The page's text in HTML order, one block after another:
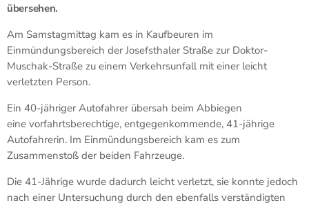
übersehen.
Am Samstagmittag kam es in Kaufbeuren im
Einmündungsbereich der Josefsthaler Straße zur Doktor-
Muschak-Straße zu einem Verkehrsunfall mit einer leicht
verletzten Person.
Ein 40-jähriger Autofahrer übersah beim Abbiegen
eine vorfahrtsberechtige, entgegenkommende, 41-jährige
Autofahrerin. Im Einmündungsbereich kam es zum
Zusammenstoß der beiden Fahrzeuge.
Die 41-Jährige wurde dadurch leicht verletzt, sie konnte jedoch
nach einer Untersuchung durch den ebenfalls verständigten